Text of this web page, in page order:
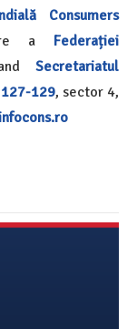
Consumers
a Federației
Secretariatul
129, sector 4,